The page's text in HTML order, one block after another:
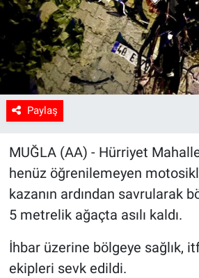
Paylaş
MUĞLA (AA) - Hürriyet
henüz öğrenilemeyen
kazanın ardından savrularak
5 metrelik ağaçta asılı kaldı.
İhbar üzerine bölgeye sağlık,
ekipleri sevk edildi.
Spor
Yaşam
Tarım